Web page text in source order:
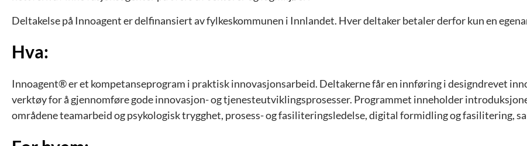
Deltakelse på Innoagent er delfinansiert av fylkeskommunen i Innlandet. Hver deltaker betaler derfor kun en
Hva:
Innoagent® er et kompetanseprogram i praktisk innovasjonsarbeid. Deltakerne får en innføring i designdrevet
verktøy for å gjennomføre gode innovasjon- og tjenesteutviklingsprosesser. Programmet inneholder
områdene teamarbeid og psykologisk trygghet, prosess- og fasiliteringsledelse, digital formidling og fasilitering,